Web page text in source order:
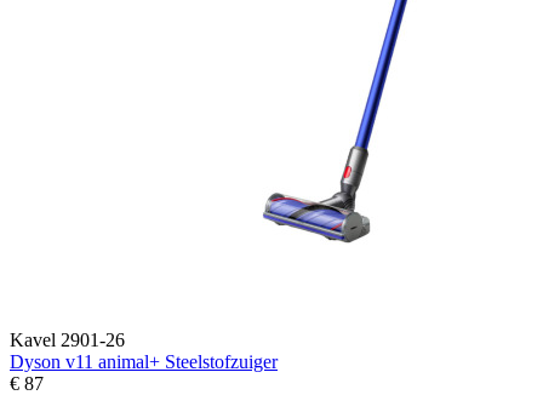
Kavel 2901-26
Dyson v11 animal+ Steelstofzuiger
€ 87